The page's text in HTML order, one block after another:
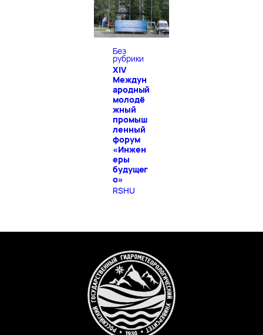
Без
рубрики
XIV
Междун
ародный
молодё
жный
промыш
ленный
форум
«Инжен
еры
будущег
о»
RSHU